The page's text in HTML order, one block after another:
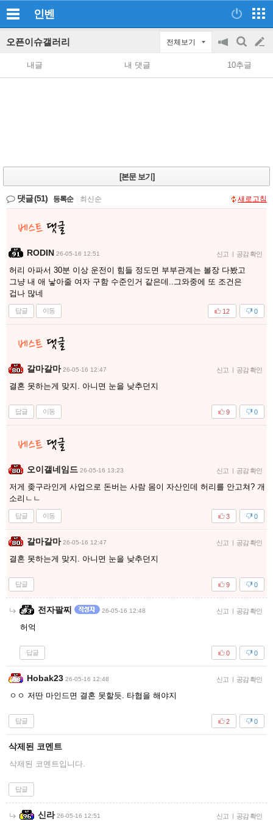
인벤
오픈이슈갤러리 전체보기
공
지
on/off
검
색
글
쓰
내글 내 댓글 10추글
[본문 보기]
댓글(51) 등록순 최신순 새로고침
RODIN 26-05-16 12:51 신고 | 공감 확인
허리 아파서 30분 이상 운전이 힘들 정도면 부부관계는 볼장 다봤고
그냥 내 애 낳아줄 여자 구함 수준인거 같은데..그와중에 또 조건은
겁나 많네
답글 이동 0
12
갈마갈마 26-05-16 12:47 신고 | 공감 확인
결혼 못하는게 맞지. 아니면 눈을 낮추던지
답글 이동 0
9
오이갤네임드 26-05-16 13:23 신고 | 공감 확인
저게 좆구라인게 사업으로 돈버는 사람 몸이 자산인데 허리를 안고쳐? 개
소리ㄴㄴ
답글 이동 0
3
갈마갈마 26-05-16 12:47 신고 | 공감 확인
결혼 못하는게 맞지. 아니면 눈을 낮추던지
답글 0
9
전자팔찌 26-05-16 12:48 신고 | 공감 확인
허억
답글 0
0
Hobak23 26-05-16 12:48 신고 | 공감 확인
ㅇㅇ 저딴 마인드면 결혼 못할듯. 타협을 해야지
답글 0
2
삭제된 코멘트
삭제된 코멘트입니다.
답글
신라 26-05-16 12:51 신고 | 공감 확인